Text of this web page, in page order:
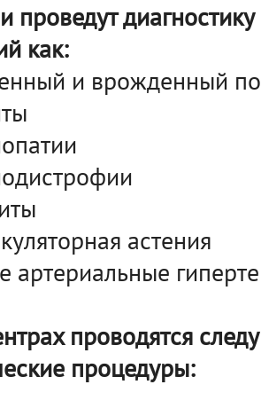
как:
и врожденный
астения
артериальные
проводятся
процедуры: